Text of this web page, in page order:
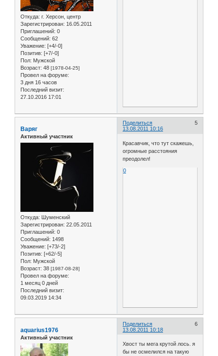
Откуда: г. Херсон, центр
Зарегистрирован: 16.05.2011
Приглашений: 0
Сообщений: 62
Уважение: [+4/-0]
Позитив: [+7/-0]
Пол: Мужской
Возраст: 48 [1978-04-25]
Провел на форуме:
3 дня 16 часов
Последний визит:
27.10.2016 17:01
Поделиться
5
13.08.2011 10:16
Варяг
Активный участник
Откуда: Шуменский
Зарегистрирован: 22.05.2011
Приглашений: 0
Сообщений: 1498
Уважение: [+73/-2]
Позитив: [+62/-5]
Пол: Мужской
Возраст: 38 [1987-08-28]
Провел на форуме:
1 месяц 0 дней
Последний визит:
09.03.2019 14:34
Красавчик, что тут скажешь,
огромные расстояния
преодолел!
0
Поделиться
6
13.08.2011 10:18
aquarius1976
Активный участник
Хвост ты мега крутой лось. я
бы не осмелился на такую